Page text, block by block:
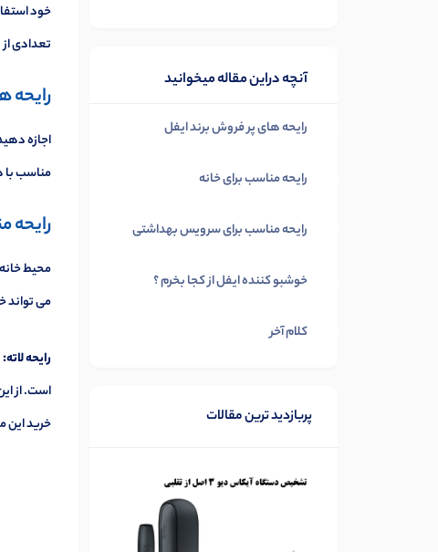
آنچه دراین مقاله میخوانید
رایحه های پر فروش برند ایفل
رایحه مناسب برای خانه
رایحه مناسب برای سرویس بهداشتی
خوشبو کننده ایفل از کجا بخرم ؟
کلام آخر
پربازدید ترین مقالات
خود
تعدادی
رایحه
اجازه
مناسب با
رایحه
محیط
می تواند
رایحه لاته:
است. از
خرید